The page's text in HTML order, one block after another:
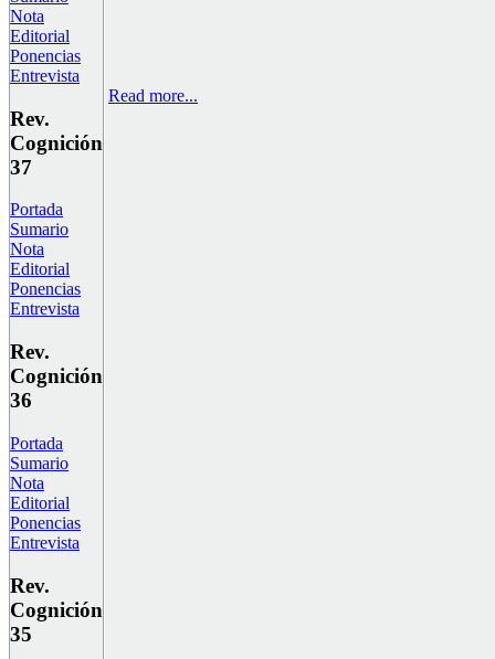
Nota
Editorial
Ponencias
Entrevista
Rev.
Cognición
37
Portada
Sumario
Nota
Editorial
Ponencias
Entrevista
Rev.
Cognición
36
Portada
Sumario
Nota
Editorial
Ponencias
Entrevista
Rev.
Cognición
35
Read more...